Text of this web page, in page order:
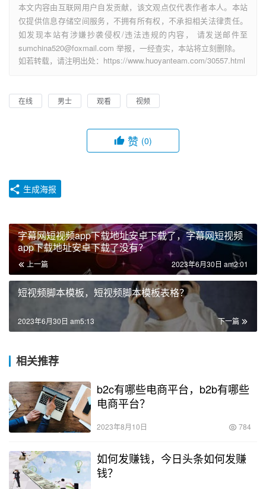
本文内容由互联网用户自发贡献，该文观点仅代表作者本人。本站
仅提供信息存储空间服务，不拥有所有权，不承担相关法律责任。
如发现本站有涉嫌抄袭侵权/违法违规的内容， 请发送邮件至
sumchina520@foxmail.com 举报，一经查实，本站将立刻删除。
如若转载，请注明出处：https://www.huoyanteam.com/30557.html
在线 男士 观看 视频
赞 (0)
生成海报
字幕网短视频app下载地址安卓下载了，字幕网短视频
app下载地址安卓下载了没有？
上一篇 2023年6月30日 am2:01
短视频脚本模板，短视频脚本模板表格？
下一篇
2023年6月30日 am5:13
相关推荐
b2c有哪些电商平台，b2b有哪些
电商平台？
2023年8月10日 784
如何发赚钱，今日头条如何发赚
钱？